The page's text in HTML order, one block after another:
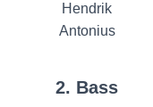
Hendrik
Antonius
2. Bass